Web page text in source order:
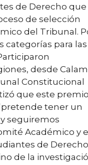
de Derecho que
de selección
del Tribunal.
categorías para las
desde
Constitucional
que este premio
tener un
seguiremos
Académico y el
de
de la